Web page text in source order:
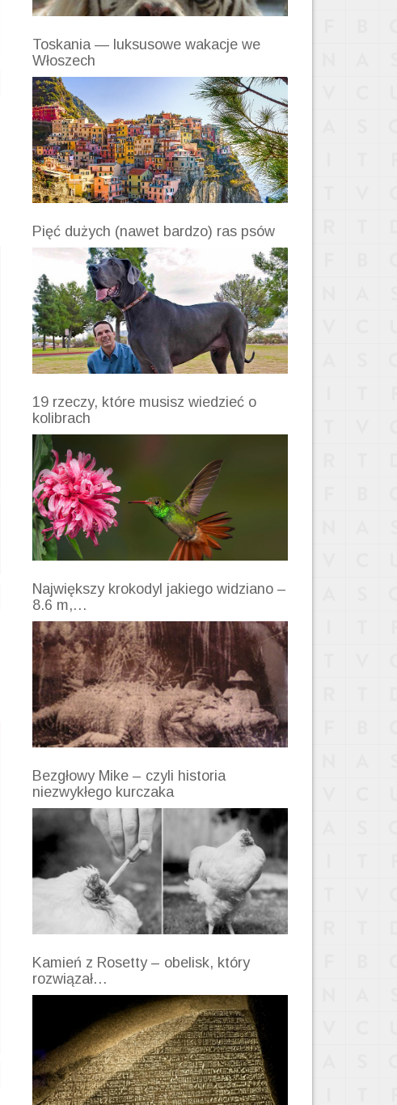
Toskania — luksusowe wakacje we
Włoszech
Pięć dużych (nawet bardzo) ras psów
19 rzeczy, które musisz wiedzieć o
kolibrach
Największy krokodyl jakiego widziano –
8.6 m,…
Bezgłowy Mike – czyli historia
niezwykłego kurczaka
Kamień z Rosetty – obelisk, który
rozwiązał…